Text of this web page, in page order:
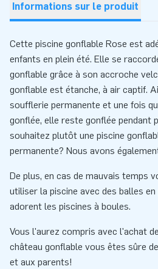
Informations sur le produit
Cette piscine gonflable Rose est
enfants en plein été. Elle se
gonflable grâce à son accroche
gonflable est étanche, à air captif.
soufflerie permanente et une fois
gonflée, elle reste gonflée pendant
souhaitez plutôt une piscine
permanente? Nous avons
De plus, en cas de mauvais temps
utiliser la piscine avec des balles
adorent les piscines à boules.
Vous l'aurez compris avec l'achat
château gonflable vous êtes sûre
et aux parents!